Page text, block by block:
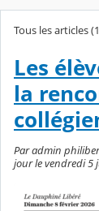
Tous les articles
Les
la
Par admin
jour le vendredi 5